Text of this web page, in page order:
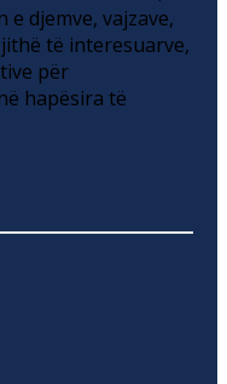
djemve, vajzave,
të interesuarve,
për
hapësira të